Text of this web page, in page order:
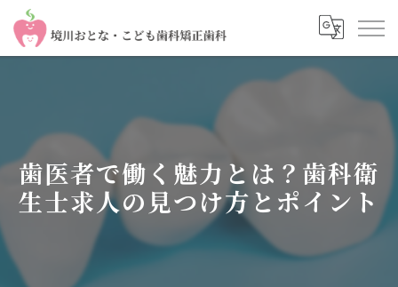
歯医者で働く魅力とは？歯科衛
生士求人の見つけ方とポイント